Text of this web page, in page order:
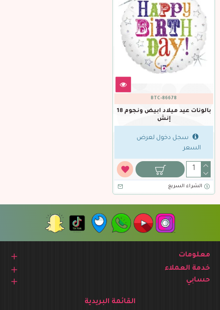
BTC-86678
بالونات عيد ميلاد ابيض ونجوم 18
إنش
سجل دخول لعرض
السعر
الشراء السريع
معلومات
خدمة العملاء
حسابي
القائمة البريدية